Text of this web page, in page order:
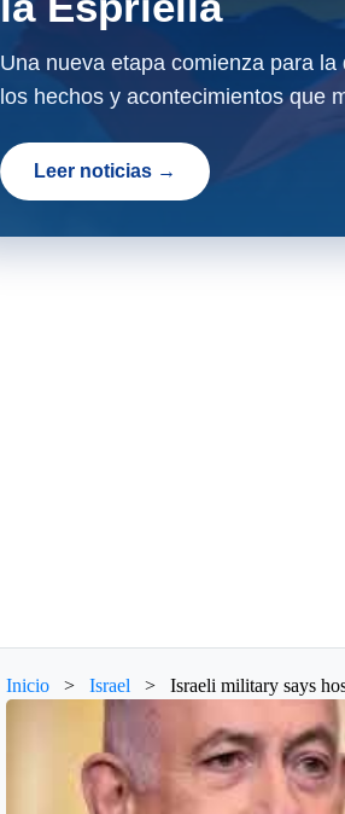
Una nueva etapa comienza para
los hechos y acontecimientos que
Leer noticias →
Inicio > Israel > Israeli military says